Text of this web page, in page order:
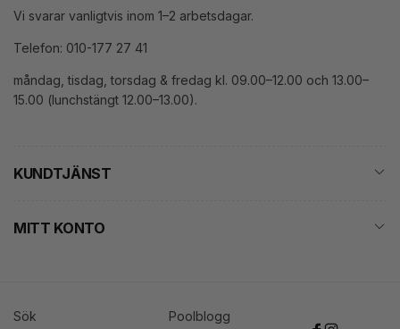
Vi svarar vanligtvis inom 1–2 arbetsdagar.
Telefon: 010-177 27 41
måndag, tisdag, torsdag & fredag kl. 09.00–12.00 och 13.00–
15.00 (lunchstängt 12.00–13.00).
KUNDTJÄNST
MITT KONTO
Sök Poolblogg